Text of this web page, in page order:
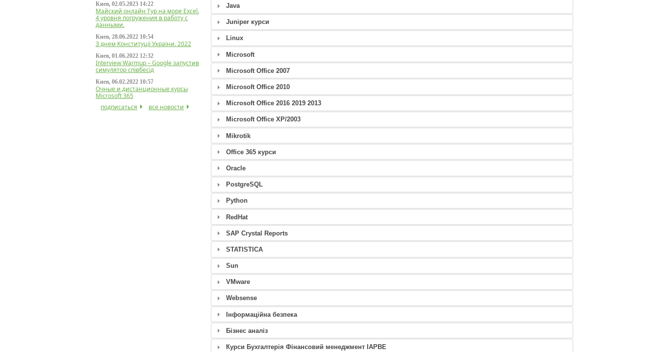
Java
Juniper курси
Linux
Microsoft
Microsoft Office 2007
Microsoft Office 2010
Microsoft Office 2016 2019 2013
Microsoft Office XP/2003
Mikrotik
Office 365 курси
Oracle
PostgreSQL
Python
RedHat
SAP Crystal Reports
STATISTICA
Sun
VMware
Websense
Інформаційна безпека
Бізнес аналіз
Курси Бухгалтерія Фінансовий менеджмент IAPBE
Киев, 02.05.2023 14:22
Майский онлайн Тур на море Excel.
4 уровня погружения в работу с
данными.
Киев, 28.06.2022 10:54
З днем Конституції України. 2022
Киев, 01.06.2022 12:32
Interview Warmup – Google запустив
симулятор співбесід
Киев, 06.02.2022 10:57
Очные и дистанционные курсы
Microsoft 365
подписаться
все новости